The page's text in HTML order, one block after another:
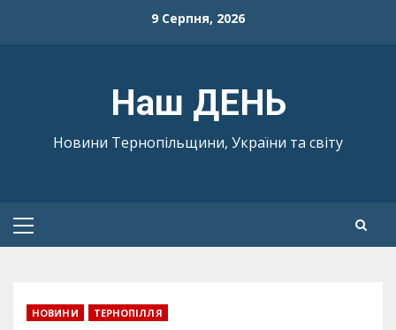
9 Серпня, 2026
Наш ДЕНЬ
Новини Тернопільщини, України та світу
Primary
НОВИНИ ТЕРНОПІЛЛЯ